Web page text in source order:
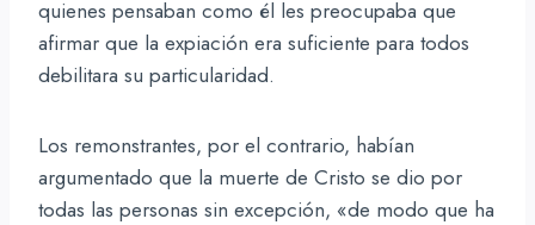
quienes pensaban como él les preocupaba que
afirmar que la expiación era suficiente para todos
debilitara su particularidad.
Los remonstrantes, por el contrario, habían
argumentado que la muerte de Cristo se dio por
todas las personas sin excepción, «de modo que ha